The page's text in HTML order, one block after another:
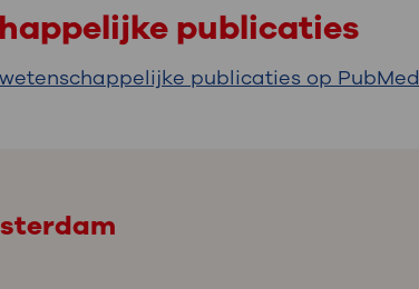
publicaties
publicaties op PubMed